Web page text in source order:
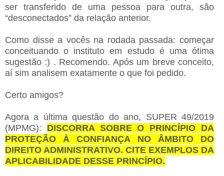
ser transferido de uma pessoa para outra, são
“desconectados” da relação anterior.
Como disse a vocês na rodada passada: começar
conceituando o instituto em estudo é uma ótima
sugestão :) . Recomendo. Após um breve conceito,
aí sim analisem exatamente o que foi pedido.
Certo amigos?
Agora a última questão do ano, SUPER 49/2019
(MPMG): DISCORRA SOBRE O PRINCÍPIO DA
PROTEÇÃO À CONFIANÇA NO ÂMBITO DO
DIREITO ADMINISTRATIVO. CITE EXEMPLOS DA
APLICABILIDADE DESSE PRINCÍPIO.